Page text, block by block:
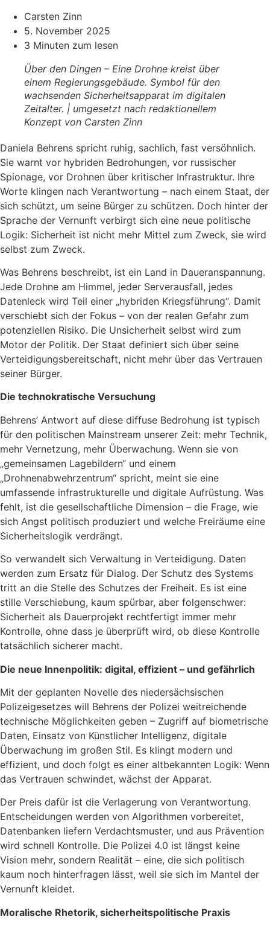
Carsten Zinn
5. November 2025
3 Minuten zum lesen
Über den Dingen – Eine Drohne kreist über
einem Regierungsgebäude. Symbol für den
wachsenden Sicherheitsapparat im digitalen
Zeitalter. | umgesetzt nach redaktionellem
Konzept von Carsten Zinn
Daniela Behrens spricht ruhig, sachlich, fast versöhnlich.
Sie warnt vor hybriden Bedrohungen, vor russischer
Spionage, vor Drohnen über kritischer Infrastruktur. Ihre
Worte klingen nach Verantwortung – nach einem Staat, der
sich schützt, um seine Bürger zu schützen. Doch hinter der
Sprache der Vernunft verbirgt sich eine neue politische
Logik: Sicherheit ist nicht mehr Mittel zum Zweck, sie wird
selbst zum Zweck.
Was Behrens beschreibt, ist ein Land in Daueranspannung.
Jede Drohne am Himmel, jeder Serverausfall, jedes
Datenleck wird Teil einer „hybriden Kriegsführung“. Damit
verschiebt sich der Fokus – von der realen Gefahr zum
potenziellen Risiko. Die Unsicherheit selbst wird zum
Motor der Politik. Der Staat definiert sich über seine
Verteidigungsbereitschaft, nicht mehr über das Vertrauen
seiner Bürger.
Die technokratische Versuchung
Behrens’ Antwort auf diese diffuse Bedrohung ist typisch
für den politischen Mainstream unserer Zeit: mehr Technik,
mehr Vernetzung, mehr Überwachung. Wenn sie von
„gemeinsamen Lagebildern“ und einem
„Drohnenabwehrzentrum“ spricht, meint sie eine
umfassende infrastrukturelle und digitale Aufrüstung. Was
fehlt, ist die gesellschaftliche Dimension – die Frage, wie
sich Angst politisch produziert und welche Freiräume eine
Sicherheitslogik verdrängt.
So verwandelt sich Verwaltung in Verteidigung. Daten
werden zum Ersatz für Dialog. Der Schutz des Systems
tritt an die Stelle des Schutzes der Freiheit. Es ist eine
stille Verschiebung, kaum spürbar, aber folgenschwer:
Sicherheit als Dauerprojekt rechtfertigt immer mehr
Kontrolle, ohne dass je überprüft wird, ob diese Kontrolle
tatsächlich sicherer macht.
Die neue Innenpolitik: digital, effizient – und gefährlich
Mit der geplanten Novelle des niedersächsischen
Polizeigesetzes will Behrens der Polizei weitreichende
technische Möglichkeiten geben – Zugriff auf biometrische
Daten, Einsatz von Künstlicher Intelligenz, digitale
Überwachung im großen Stil. Es klingt modern und
effizient, und doch folgt es einer altbekannten Logik: Wenn
das Vertrauen schwindet, wächst der Apparat.
Der Preis dafür ist die Verlagerung von Verantwortung.
Entscheidungen werden von Algorithmen vorbereitet,
Datenbanken liefern Verdachtsmuster, und aus Prävention
wird schnell Kontrolle. Die Polizei 4.0 ist längst keine
Vision mehr, sondern Realität – eine, die sich politisch
kaum noch hinterfragen lässt, weil sie sich im Mantel der
Vernunft kleidet.
Moralische Rhetorik, sicherheitspolitische Praxis